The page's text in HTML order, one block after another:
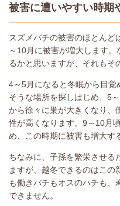
被害に遭いやすい時期
スズメバチの被害のほとんど
～10月に被害が増大します
るかと思いますが、それもそ
4～5月になると冬眠から目覚
そうな場所を探しはじめ、5
から徐々に巣が大きくなり、
性が高くなります。9～10月
め、この時期に被害も増大す
ちなみに、子孫を繁栄させる
ますが、越冬できるのはこの
も働きバチもオスのハチも、
できません。